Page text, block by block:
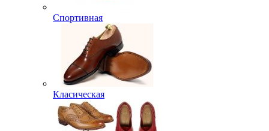
Спортивная
Класическая